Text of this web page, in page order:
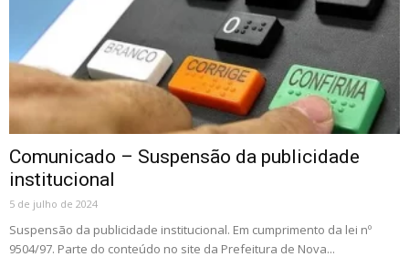
Comunicado – Suspensão da publicidade
institucional
5 de julho de 2024
Suspensão da publicidade institucional. Em cumprimento da lei nº
9504/97. Parte do conteúdo no site da Prefeitura de Nova...